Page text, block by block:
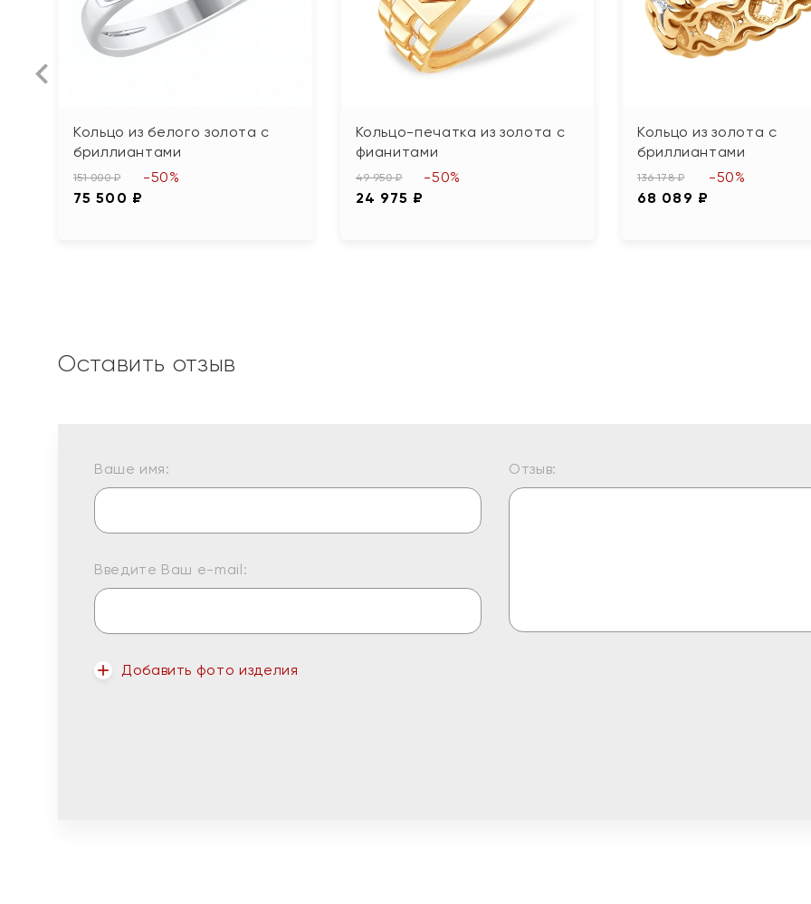
Кольцо из белого золота с
бриллиантами
151 000 ₽
75 500 ₽
-50%
Кольцо-печатка из золота с
фианитами
49 950 ₽
24 975 ₽
-50%
Кольцо из золота с
бриллиантами
136 178 ₽
68 089 ₽
-50%
Оставить отзыв
Ваше имя:
Введите Ваш e-mail:
Добавить фото изделия
Отзыв: